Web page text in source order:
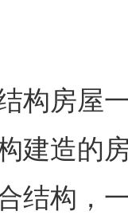
构房屋
建造的
结构，